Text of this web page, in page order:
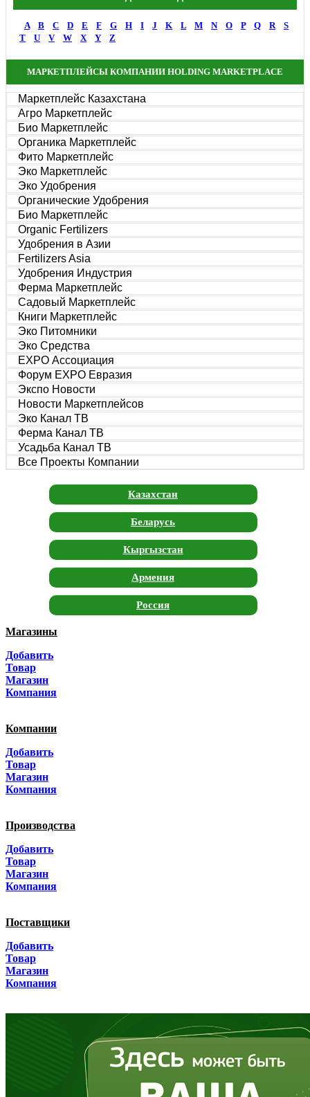
A B C D E F G H I J K L M N O P Q R
S
T
U V W X Y Z
МАРКЕТПЛЕЙСЫ КОМПАНИИ HOLDING MARKETPLACE
Маркетплейс Казахстана
Агро Маркетплейс
Био Маркетплейс
Органика Маркетплейс
Фито Маркетплейс
Эко Маркетплейс
Эко Удобрения
Органические Удобрения
Био Маркетплейс
Organic Fertilizers
Удобрения в Азии
Fertilizers Asia
Удобрения Индустрия
Ферма Маркетплейс
Садовый Маркетплейс
Книги Маркетплейс
Эко Питомники
Эко Средства
EXPO Ассоциация
Форум EXPO Евразия
Экспо Новости
Новости Маркетплейсов
Эко Канал ТВ
Ферма Канал ТВ
Усадьба Канал ТВ
Все Проекты Компании
Казахстан
Беларусь
Кыргызстан
Армения
Россия
Волгоградская область
Вологодская область
Магазины
Добавить
Товар
Магазин
Компания
Компании
Добавить
Товар
Магазин
Компания
Производства
Добавить
Товар
Магазин
Компания
Поставщики
Добавить
Товар
Магазин
Компания